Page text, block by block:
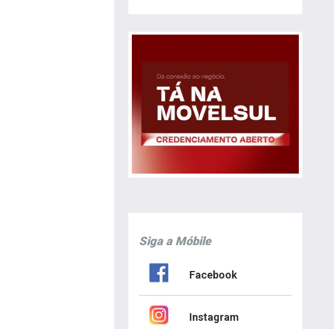
Siga a Móbile
Facebook
Instagram